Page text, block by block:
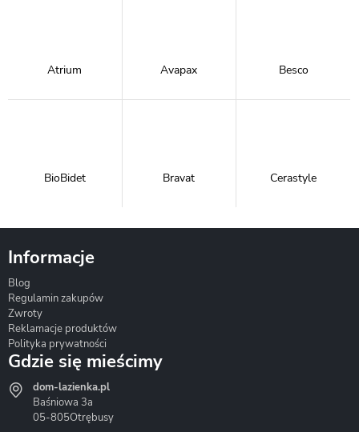
Atrium Avapax Besco
BioBidet Bravat Cerastyle
Hydrostop
Informacje
Blog
Regulamin zakupów
Zwroty
Reklamacje produktów
Polityka prywatności
Gdzie się mieścimy
dom-lazienka.pl
Baśniowa 3a
05-805Otrębusy